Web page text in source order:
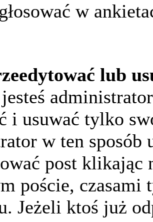
w
lub
i usuwać tylko
w ten sposób
post klikając
poście, czasami
Jeżeli ktoś już